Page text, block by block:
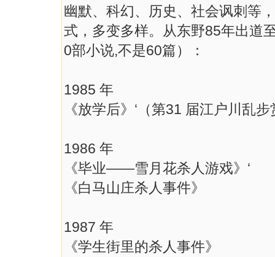
幽默、科幻、历史、社会讽刺等
式，多变多样。从东野85年出道
0部小说,不是60篇）：
1985 年
《放学后》‘（第31 届江户川乱步
1986 年
《毕业——雪月花杀人游戏》‘
《白马山庄杀人事件》
1987 年
《学生街里的杀人事件》